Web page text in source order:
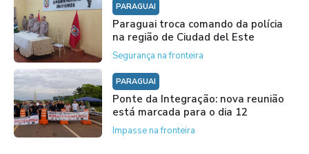
PARAGUAI
Paraguai troca comando da polícia
na região de Ciudad del Este
Segurança na fronteira
PARAGUAI
Ponte da Integração: nova reunião
está marcada para o dia 12
Impasse na fronteira